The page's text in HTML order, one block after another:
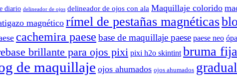
diario delineador de ojos delineador de ojos con ala Maquillaje colorido
magnéticorímel de pestañas magnéticas
cachemira paese base de maquillaje paese paese neo
brillante para ojos pixi pixi h2o skintint bruma
de maquillaje ojos ahumados ojos ahumados